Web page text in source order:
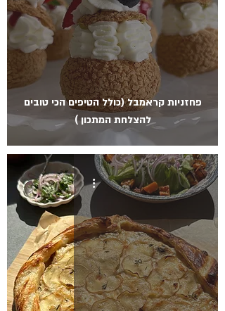
פחזניות קראמבל (כולל הטיפים הכי טובים
להצלחת המתכון )